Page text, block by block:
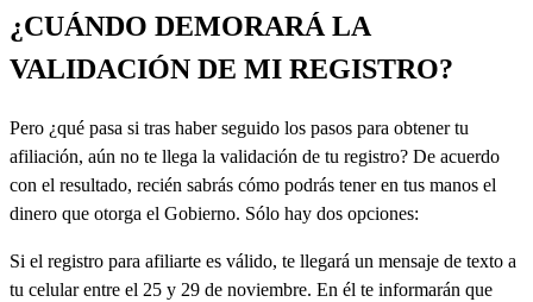
¿CUÁNDO DEMORARÁ LA
VALIDACIÓN DE MI REGISTRO?
Pero ¿qué pasa si tras haber seguido los pasos para obtener tu
afiliación, aún no te llega la validación de tu registro? De acuerdo
con el resultado, recién sabrás cómo podrás tener en tus manos el
dinero que otorga el Gobierno. Sólo hay dos opciones:
Si el registro para afiliarte es válido, te llegará un mensaje de texto a
tu celular entre el 25 y 29 de noviembre. En él te informarán que